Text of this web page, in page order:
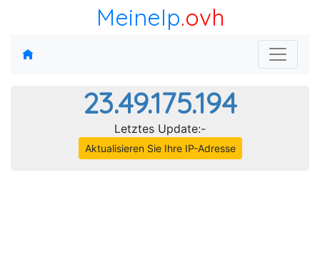
MeineIp.ovh
23.49.175.194
Letztes Update:-
Aktualisieren Sie Ihre IP-Adresse